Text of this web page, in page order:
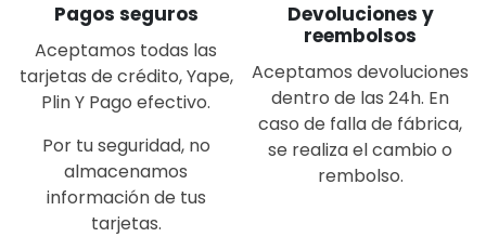
Pagos seguros
Aceptamos todas las
tarjetas de crédito, Yape,
Plin Y Pago efectivo.
Por tu seguridad, no
almacenamos
información de tus
tarjetas.
Devoluciones y
reembolsos
Aceptamos devoluciones
dentro de las 24h. En
caso de falla de fábrica,
se realiza el cambio o
rembolso.